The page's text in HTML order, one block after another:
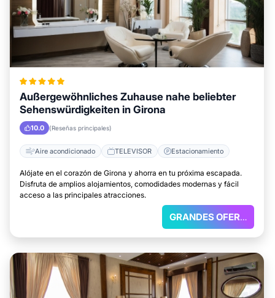
Außergewöhnliches Zuhause nahe beliebter
Sehenswürdigkeiten in Girona
10.0 (Reseñas principales)
Aire acondicionado TELEVISOR Estacionamiento
Alójate en el corazón de Girona y ahorra en tu próxima escapada.
Disfruta de amplios alojamientos, comodidades modernas y fácil
acceso a las principales atracciones.
GRANDES OFERTAS